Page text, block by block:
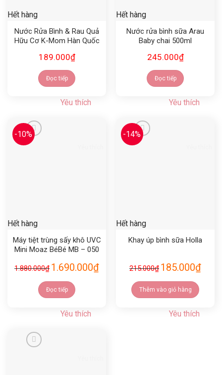
Hết hàng
Nước Rửa Bình & Rau Quả
Hữu Cơ K-Mom Hàn Quốc
189.000₫
Đọc tiếp
Yêu thích
Hết hàng
Nước rửa bình sữa Arau
Baby chai 500ml
245.000₫
Đọc tiếp
Yêu thích
-10%
Hết hàng
Máy tiệt trùng sấy khô UVC
Mini Moaz BéBé MB – 050
1.880.000₫ 1.690.000₫
Đọc tiếp
Yêu thích
-14%
Hết hàng
Khay úp bình sữa Holla
215.000₫ 185.000₫
Thêm vào giỏ hàng
Yêu thích